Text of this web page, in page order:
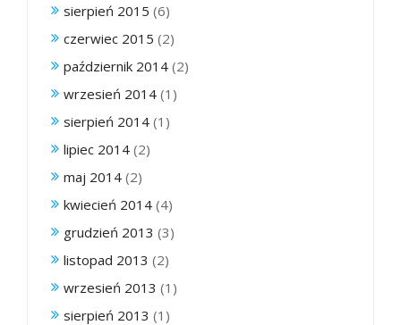
sierpień 2015 (6)
czerwiec 2015 (2)
październik 2014 (2)
wrzesień 2014 (1)
sierpień 2014 (1)
lipiec 2014 (2)
maj 2014 (2)
kwiecień 2014 (4)
grudzień 2013 (3)
listopad 2013 (2)
wrzesień 2013 (1)
sierpień 2013 (1)